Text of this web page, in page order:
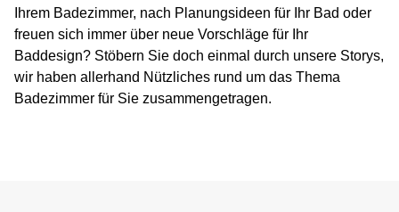
Ihrem Badezimmer, nach Planungsideen für Ihr Bad oder
freuen sich immer über neue Vorschläge für Ihr
Baddesign? Stöbern Sie doch einmal durch unsere Storys,
wir haben allerhand Nützliches rund um das Thema
Badezimmer für Sie zusammengetragen.